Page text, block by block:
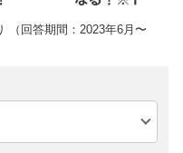
（回答期間：2023年6月〜